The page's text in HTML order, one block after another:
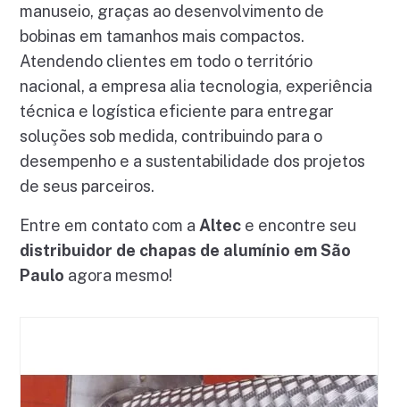
manuseio, graças ao desenvolvimento de
bobinas em tamanhos mais compactos.
Atendendo clientes em todo o território
nacional, a empresa alia tecnologia, experiência
técnica e logística eficiente para entregar
soluções sob medida, contribuindo para o
desempenho e a sustentabilidade dos projetos
de seus parceiros.
Entre em contato com aAltec e encontre seu
distribuidor de chapas de alumínio em São
Paulo agora mesmo!